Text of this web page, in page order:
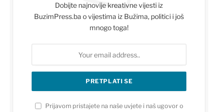
Dobijte najnovije kreativne vijesti iz
BuzimPress.ba o vijestima iz Bužima, politici i još
mnogo toga!
Prijavom pristajete na naše uvjete i naš ugovor o